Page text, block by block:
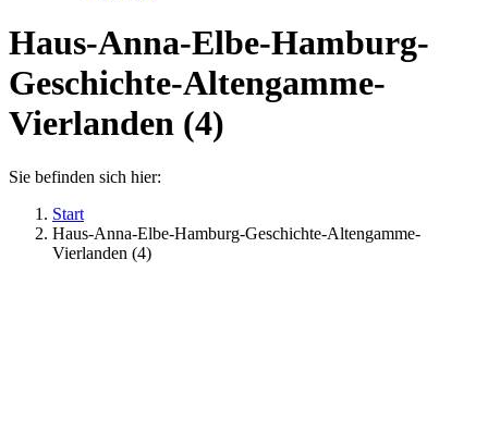
Haus-Anna-Elbe-Hamburg-
Geschichte-Altengamme-
Vierlanden (4)
Sie befinden sich hier:
Start
Haus-Anna-Elbe-Hamburg-Geschichte-Altengamme-
Vierlanden (4)